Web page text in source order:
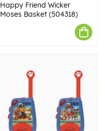
Happy Friend Wicker
Moses Basket (504318)